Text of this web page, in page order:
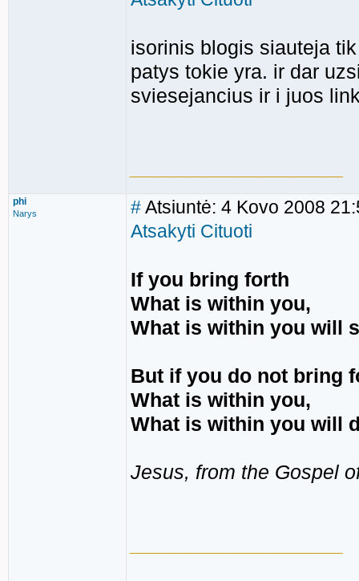
isorinis blogis siauteja
patys tokie yra. ir dar
sviesejancius ir i juos
phi
Narys # Atsiuntė: 4 Kovo 2008
Atsakyti Cituoti
If you bring forth
What is within you,
What is within you will
But if you do not bring
What is within you,
What is within you will
Jesus, from the Gospel